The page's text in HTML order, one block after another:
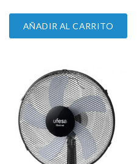
AÑADIR AL CARRITO